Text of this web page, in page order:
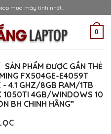
mua máy tính nhé!...
0
SẢN PHẨM ĐƯỢC GẮN THẺ
FX504GE-E4059T
4.1 GHZ/8GB RAM/1TB
1050TI 4GB/WINDOWS 10
BH CHINH HÃNG”